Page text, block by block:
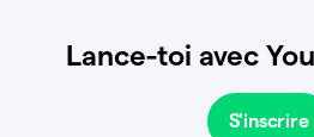
Lance-toi avec
S'inscrire